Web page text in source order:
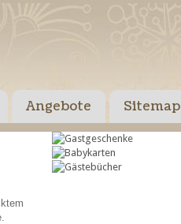
Angebote Sitemap